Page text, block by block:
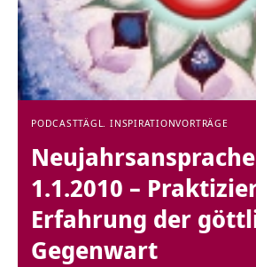
PODCASTTÄGL. INSPIRATIONVORTRÄGE
1.1.2010 –
Erfahrung der
Gegenwart